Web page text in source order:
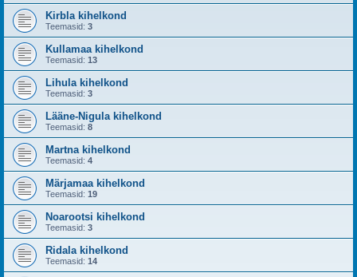
Kirbla kihelkond
Teemasid: 3
Kullamaa kihelkond
Teemasid: 13
Lihula kihelkond
Teemasid: 3
Lääne-Nigula kihelkond
Teemasid: 8
Martna kihelkond
Teemasid: 4
Märjamaa kihelkond
Teemasid: 19
Noarootsi kihelkond
Teemasid: 3
Ridala kihelkond
Teemasid: 14